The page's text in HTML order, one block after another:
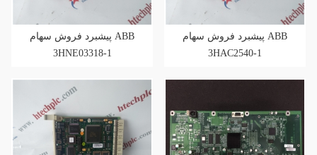
پیشبرد فروش سهام ABB
3HNE03318-1
پیشبرد فروش سهام ABB
3HAC2540-1